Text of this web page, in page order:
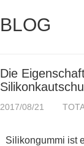
BLOG
Die
2017/08/21
Silikongummi ist